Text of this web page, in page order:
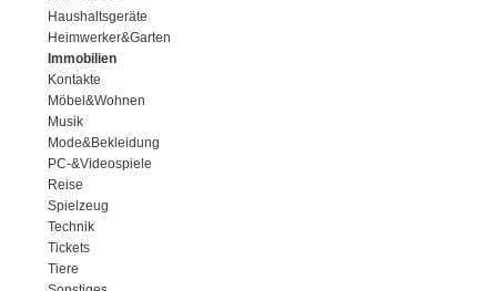
Haushaltsgeräte
Heimwerker&Garten
Immobilien
Kontakte
Möbel&Wohnen
Musik
Mode&Bekleidung
PC-&Videospiele
Reise
Spielzeug
Technik
Tickets
Tiere